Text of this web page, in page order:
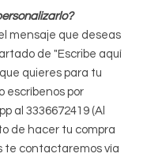
mensaje que deseas
de "Escribe aquí
quieres para tu
escríbenos por
al 3336672419 (Al
de hacer tu compra
te contactaremos vía